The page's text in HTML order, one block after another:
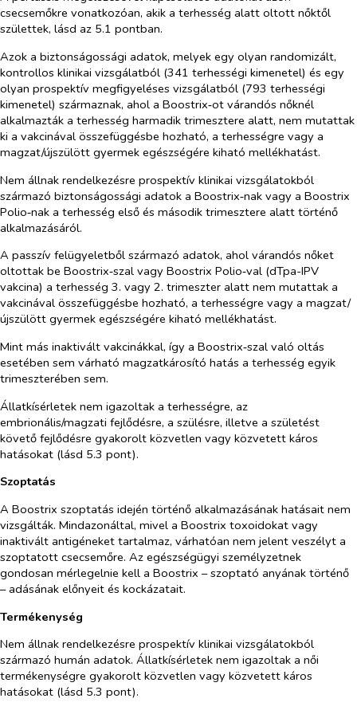
csecsemőkre vonatkozóan, akik a terhesség alatt oltott nőktől
születtek, lásd az 5.1 pontban.
Azok a biztonságossági adatok, melyek egy olyan randomizált,
kontrollos klinikai vizsgálatból (341 terhességi kimenetel) és egy
olyan prospektív megfigyeléses vizsgálatból (793 terhességi
kimenetel) származnak, ahol a Boostrix‑ot várandós nőknél
alkalmazták a terhesség harmadik trimesztere alatt, nem mutattak
ki a vakcinával összefüggésbe hozható, a terhességre vagy a
magzat/újszülött gyermek egészségére kiható mellékhatást.
Nem állnak rendelkezésre prospektív klinikai vizsgálatokból
származó biztonságossági adatok a Boostrix‑nak vagy a Boostrix
Polio‑nak a terhesség első és második trimesztere alatt történő
alkalmazásáról.
A passzív felügyeletből származó adatok, ahol várandós nőket
oltottak be Boostrix‑szal vagy Boostrix Polio‑val (dTpa-IPV
vakcina) a terhesség 3. vagy 2. trimeszter alatt nem mutattak a
vakcinával összefüggésbe hozható, a terhességre vagy a magzat/
újszülött gyermek egészségére kiható mellékhatást.
Mint más inaktivált vakcinákkal, így a Boostrix‑szal való oltás
esetében sem várható magzatkárosító hatás a terhesség egyik
trimeszterében sem.
Állatkísérletek nem igazoltak a terhességre, az
embrionális/magzati fejlődésre, a szülésre, illetve a születést
követő fejlődésre gyakorolt közvetlen vagy közvetett káros
hatásokat (lásd 5.3 pont).
Szoptatás
A Boostrix szoptatás idején történő alkalmazásának hatásait nem
vizsgálták. Mindazonáltal, mivel a Boostrix toxoidokat vagy
inaktivált antigéneket tartalmaz, várhatóan nem jelent veszélyt a
szoptatott csecsemőre. Az egészségügyi személyzetnek
gondosan mérlegelnie kell a Boostrix – szoptató anyának történő
– adásának előnyeit és kockázatait.
Termékenység
Nem állnak rendelkezésre prospektív klinikai vizsgálatokból
származó humán adatok. Állatkísérletek nem igazoltak a női
termékenységre gyakorolt közvetlen vagy közvetett káros
hatásokat (lásd 5.3 pont).